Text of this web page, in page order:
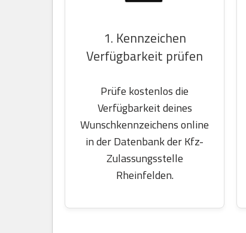
1. Kennzeichen
Verfügbarkeit prüfen
Prüfe kostenlos die
Verfügbarkeit deines
Wunschkennzeichens online
in der Datenbank der Kfz-
Zulassungsstelle
Rheinfelden.